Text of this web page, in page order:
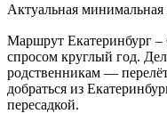
Актуальная минимальная
Маршрут Екатеринбург –
спросом круглый год.
родственникам —
добраться из
пересадкой.